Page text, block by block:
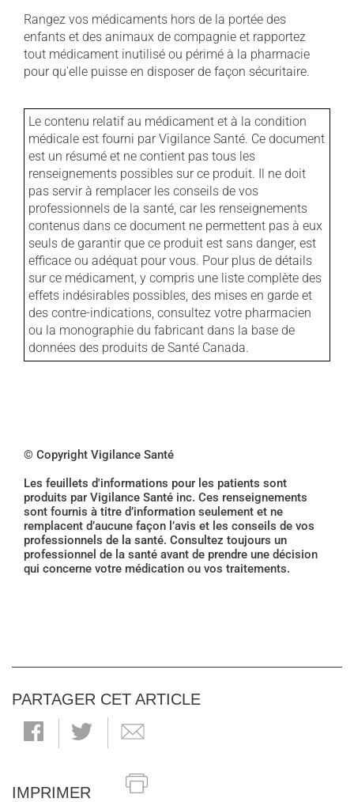
Rangez vos médicaments hors de la portée des
enfants et des animaux de compagnie et rapportez
tout médicament inutilisé ou périmé à la pharmacie
pour qu'elle puisse en disposer de façon sécuritaire.
Le contenu relatif au médicament et à la condition
médicale est fourni par Vigilance Santé. Ce document
est un résumé et ne contient pas tous les
renseignements possibles sur ce produit. Il ne doit
pas servir à remplacer les conseils de vos
professionnels de la santé, car les renseignements
contenus dans ce document ne permettent pas à eux
seuls de garantir que ce produit est sans danger, est
efficace ou adéquat pour vous. Pour plus de détails
sur ce médicament, y compris une liste complète des
effets indésirables possibles, des mises en garde et
des contre-indications, consultez votre pharmacien
ou la monographie du fabricant dans la base de
données des produits de Santé Canada.
© Copyright Vigilance Santé
Les feuillets d'informations pour les patients sont
produits par Vigilance Santé inc. Ces renseignements
sont fournis à titre d’information seulement et ne
remplacent d’aucune façon l’avis et les conseils de vos
professionnels de la santé. Consultez toujours un
professionnel de la santé avant de prendre une décision
qui concerne votre médication ou vos traitements.
PARTAGER CET ARTICLE
IMPRIMER